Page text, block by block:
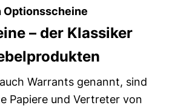
– der Klassiker
Warrants genannt, sind
Papiere und Vertreter von